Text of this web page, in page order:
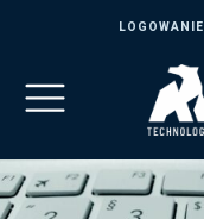
LOGOWANIE